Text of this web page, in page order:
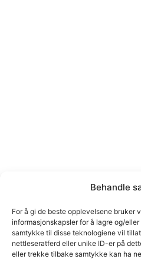
Behandle
For å gi de beste opplevelsene bruker
informasjonskapsler for å lagre og/
samtykke til disse teknologiene vil
nettleseratferd eller unike ID-er på
eller trekke tilbake samtykke kan ha